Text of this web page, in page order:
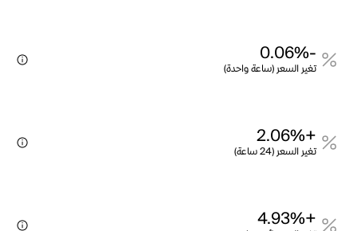
-0.06%
تغير السعر (ساعة واحدة)
+2.06%
تغير السعر (24 ساعة)
+4.93%